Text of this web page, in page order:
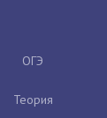
ОГЭ
Теория